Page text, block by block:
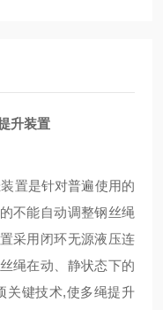
升装置
置是针对普遍使用的
不能自动调整钢丝绳
采用闭环无源液压连
绳在动、静状态下的
关键技术,使多绳提升